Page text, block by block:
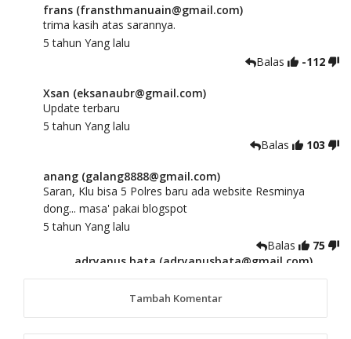
frans (fransthmanuain@gmail.com)
trima kasih atas sarannya.
5 tahun Yang lalu
Balas
-112
Xsan (eksanaubr@gmail.com)
Update terbaru
5 tahun Yang lalu
Balas
103
anang (galang8888@gmail.com)
Saran, Klu bisa 5 Polres baru ada website Resminya
dong... masa' pakai blogspot
5 tahun Yang lalu
Balas
75
adryanus bata (adryanusbata@gmail.com)
TKS atas saran dan masukannya, akan kami
tindaklanjutiTambah Komentar